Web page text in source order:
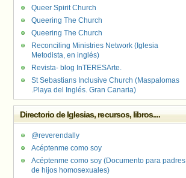
Queer Spirit Church
Queering The Church
Queering The Church
Reconciling Ministries Network (Iglesia
Metodista, en inglés)
Revista- blog InTERESArte.
St Sebastians Inclusive Church (Maspalomas
.Playa del Inglés. Gran Canaria)
Directorio de Iglesias, recursos, libros....
@reverendally
Acéptenme como soy
Acéptenme como soy (Documento para padres
de hijos homosexuales)